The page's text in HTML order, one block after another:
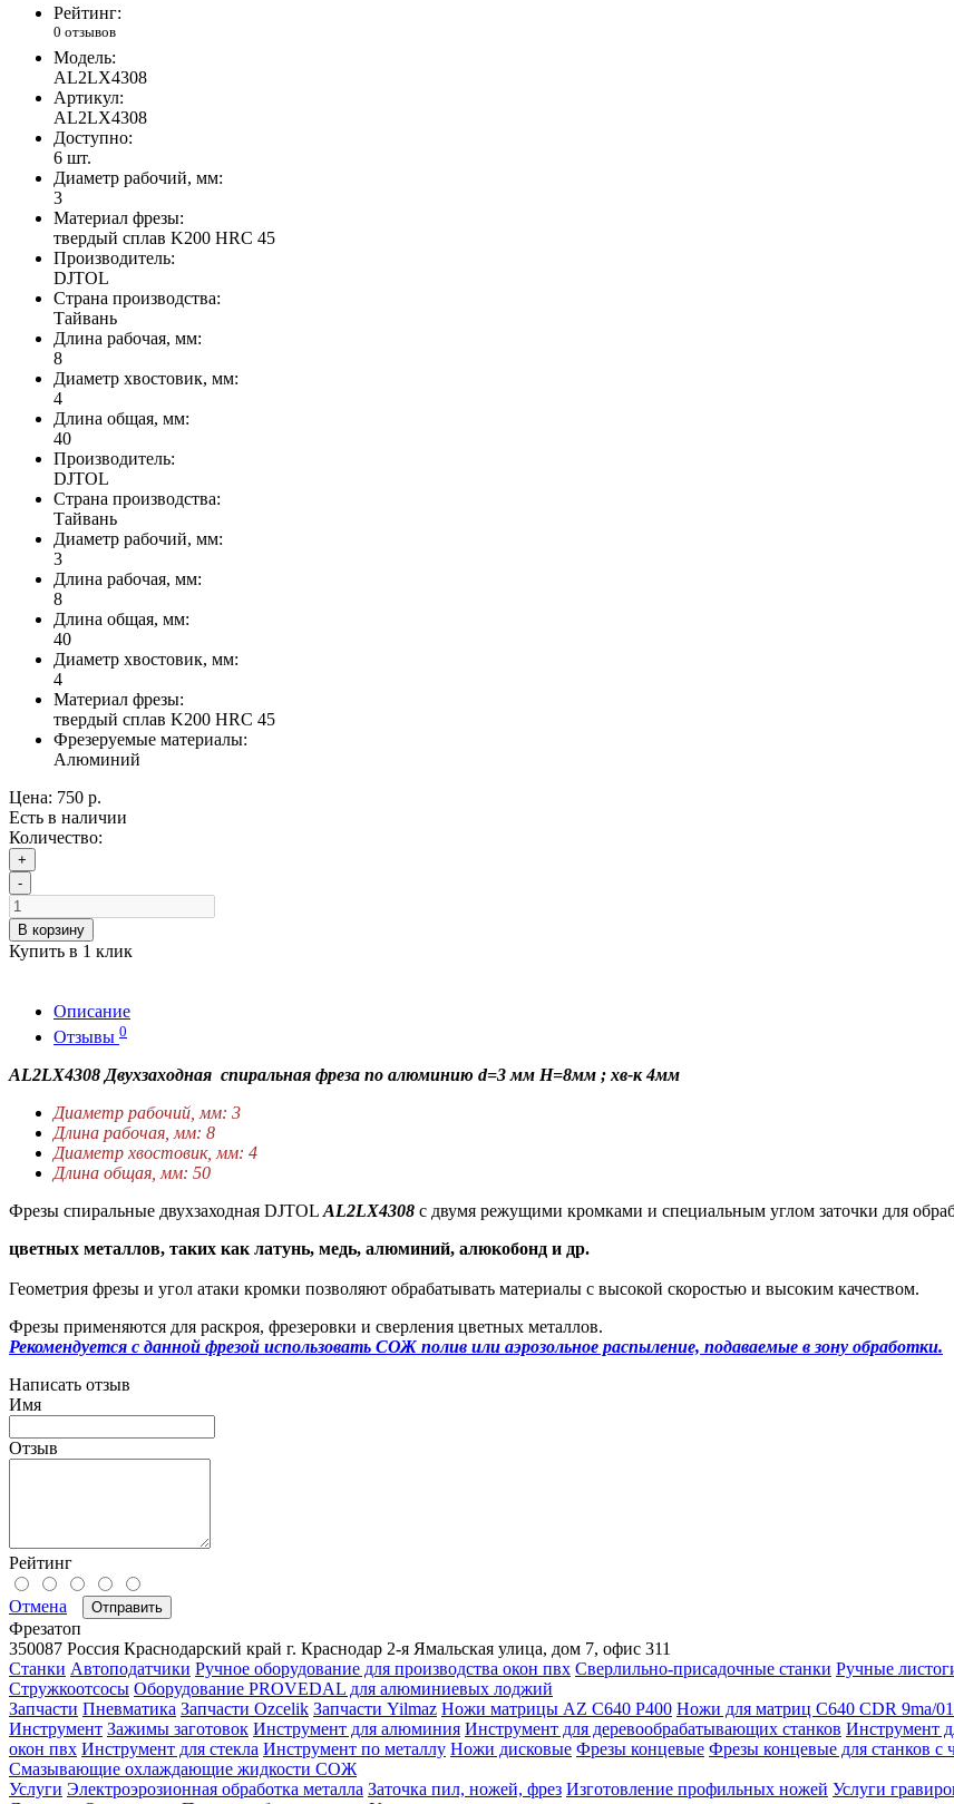
Рейтинг:
0 отзывов
Модель:
AL2LX4308
Артикул:
AL2LX4308
Доступно:
6 шт.
Диаметр рабочий, мм:
3
Материал фрезы:
твердый сплав K200 HRC 45
Производитель:
DJTOL
Страна производства:
Тайвань
Длина рабочая, мм:
8
Диаметр хвостовик, мм:
4
Длина общая, мм:
40
Производитель:
DJTOL
Страна производства:
Тайвань
Диаметр рабочий, мм:
3
Длина рабочая, мм:
8
Длина общая, мм:
40
Диаметр хвостовик, мм:
4
Материал фрезы:
твердый сплав K200 HRC 45
Фрезеруемые материалы:
Алюминий
Цена: 750 р.
Есть в наличии
Количество:
+
-
В корзину
Купить в 1 клик
Описание
Отзывы 0
AL2LX4308 Двухзаходная спиральная фреза по алюминию d=3 мм H=8мм ; хв-к 4мм
Диаметр рабочий, мм: 3
Длина рабочая, мм: 8
Диаметр хвостовик, мм: 4
Длина общая, мм: 50
Фрезы спиральные двухзаходная DJTOL AL2LX4308 с двумя режущими кромками и специальным углом заточки для
цветных металлов, таких как латунь, медь, алюминий, алюкобонд и др.
Геометрия фрезы и угол атаки кромки позволяют обрабатывать материалы с высокой скоростью и высоким качеством.
Фрезы применяются для раскроя, фрезеровки и сверления цветных металлов.
Рекомендуется с данной фрезой использовать СОЖ полив или аэрозольное распыление, подаваемые в зону обработки.
Написать отзыв
Имя
Отзыв
Рейтинг
Отмена Отправить
Фрезатоп
350087 Россия Краснодарский край г. Краснодар 2-я Ямальская улица, дом 7, офис 311
Станки Автоподатчики Ручное оборудование для производства окон пвх Сверлильно-присадочные станки Ручные
Стружкоотсосы Оборудование PROVEDAL для алюминиевых лоджий
Запчасти Пневматика Запчасти Ozcelik Запчасти Yilmaz Ножи матрицы AZ C640 P400 Ножи для матриц C640 CDR 9ma/
Инструмент Зажимы заготовок Инструмент для алюминия Инструмент для деревообрабатывающих станков Инструмент
окон пвх Инструмент для стекла Инструмент по металлу Ножи дисковые Фрезы концевые Фрезы концевые для станков с
Смазывающие охлаждающие жидкости СОЖ
Услуги Электроэрозионная обработка металла Заточка пил, ножей, фрез Изготовление профильных ножей Услуги